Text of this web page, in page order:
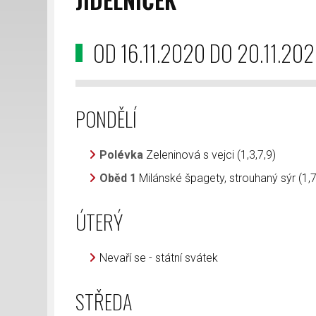
OD 16.11.2020 DO
PONDĚLÍ
Polévka Zeleninová s vejci (1,3,7,9)
Oběd 1 Milánské špagety, strouhaný sýr
ÚTERÝ
Nevaří se - státní svátek
STŘEDA